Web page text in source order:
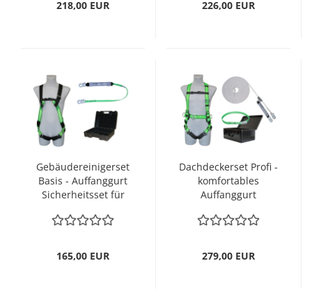
218,00 EUR 226,00 EUR
Gebäudereinigerset
Basis - Auffanggurt
Sicherheitsset für
Gebäudereinigung
165,00 EUR
Dachdeckerset Profi -
komfortables
Auffanggurt
Dachbau
279,00 EUR